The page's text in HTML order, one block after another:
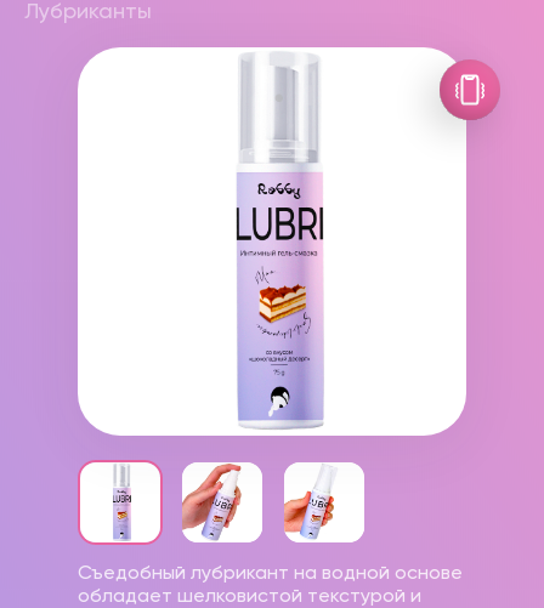
Лубриканты
Съедобный лубрикант на водной основе
обладает шелковистой текстурой и